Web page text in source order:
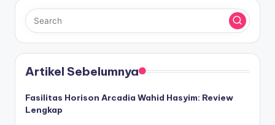
Artikel Sebelumnya
Fasilitas Horison Arcadia Wahid Hasyim: Review
Lengkap